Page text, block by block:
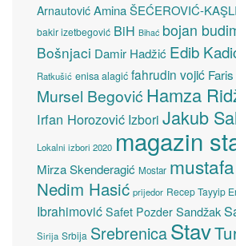
Arnautović Amina ŠEĆEROVIĆ-KAŞLI
bakir izetbegović BiH Bihać bojan
Bošnjaci Damir Hadžić Edib
Ratkušić enisa alagić fahrudin vojić
Mursel Begović Hamza
Irfan Horozović Izbori Jakub
Lokalni izbori 2020 magazin
Mirza Skenderagić Mostar
Nedim Hasić prijedor Recep Tayyip
Ibrahimović Safet Pozder Sandžak
Sirija Srbija SrebrenicaStav